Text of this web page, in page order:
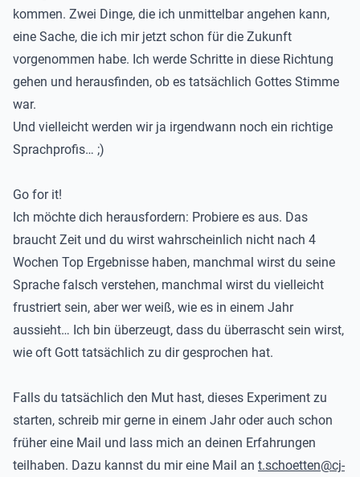
kommen. Zwei Dinge, die ich unmittelbar angehen kann,
eine Sache, die ich mir jetzt schon für die Zukunft
vorgenommen habe. Ich werde Schritte in diese Richtung
gehen und herausfinden, ob es tatsächlich Gottes Stimme
war.
Und vielleicht werden wir ja irgendwann noch ein richtige
Sprachprofis… ;)
Go for it!
Ich möchte dich herausfordern: Probiere es aus. Das
braucht Zeit und du wirst wahrscheinlich nicht nach 4
Wochen Top Ergebnisse haben, manchmal wirst du seine
Sprache falsch verstehen, manchmal wirst du vielleicht
frustriert sein, aber wer weiß, wie es in einem Jahr
aussieht… Ich bin überzeugt, dass du überrascht sein wirst,
wie oft Gott tatsächlich zu dir gesprochen hat.
Falls du tatsächlich den Mut hast, dieses Experiment zu
starten, schreib mir gerne in einem Jahr oder auch schon
früher eine Mail und lass mich an deinen Erfahrungen
teilhaben. Dazu kannst du mir eine Mail an t.schoetten@cj-